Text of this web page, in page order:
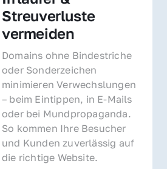
Streuverluste
vermeiden
Domains ohne Bindestriche
oder Sonderzeichen
minimieren Verwechslungen
– beim Eintippen, in E-Mails
oder bei Mundpropaganda.
So kommen Ihre Besucher
und Kunden zuverlässig auf
die richtige Website.